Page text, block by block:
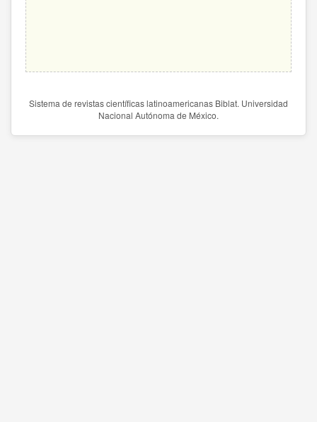
Sistema de revistas científicas latinoamericanas Biblat. Universidad
Nacional Autónoma de México.